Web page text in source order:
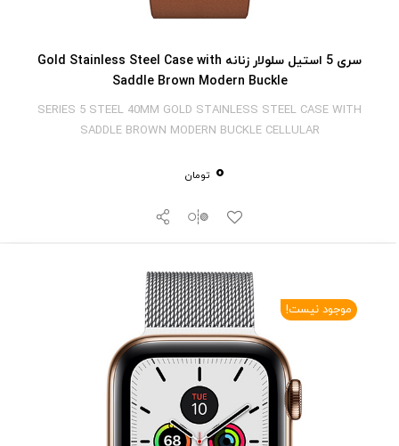
سری 5 استیل سلولار زنانه Gold Stainless Steel Case with
Saddle Brown Modern Buckle
SERIES 5 STEEL 40MM GOLD STAINLESS STEEL CASE WITH
SADDLE BROWN MODERN BUCKLE CELLULAR
0 تومان
موجود نیست!